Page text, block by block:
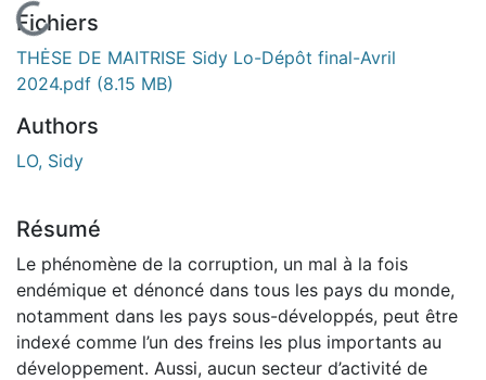
En cours de chargement...
Fichiers
THĖSE DE MAITRISE Sidy Lo-Dépôt final-Avril
2024.pdf (8.15 MB)
Authors
LO, Sidy
Résumé
Le phénomène de la corruption, un mal à la fois
endémique et dénoncé dans tous les pays du monde,
notamment dans les pays sous-développés, peut être
indexé comme l’un des freins les plus importants au
développement. Aussi, aucun secteur d’activité de